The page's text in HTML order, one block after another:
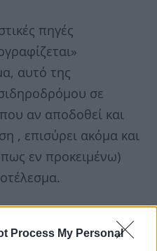
Process My Personal
πηγές
αυτό της
σε
αν αποδοθεί και
, επισύρει ακόμα και
εν προκειμένω)